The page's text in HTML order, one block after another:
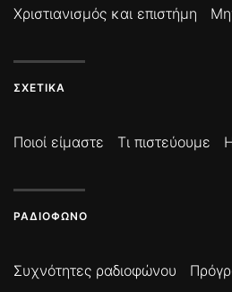
Χριστιανισμός και επιστήμη
ΣΧΕΤΙΚΆ
Ποιοί είμαστε Τι πιστεύουμε
ΡΑΔΙΌΦΩΝΟ
Συχνότητες ραδιοφώνου